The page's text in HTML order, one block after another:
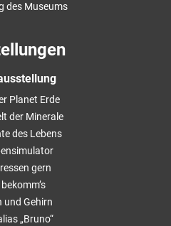
des Museums
Planet Erde
der Minerale
des Lebens
gern
und Gehirn
„Bruno“